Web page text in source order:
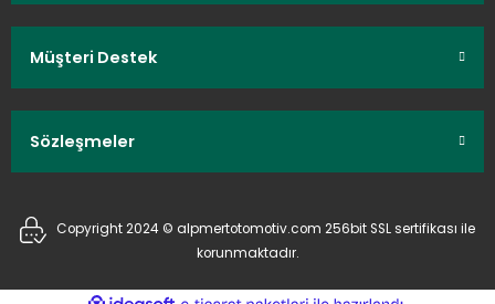
Müşteri Destek
Sözleşmeler
Copyright 2024 © alpmertotomotiv.com 256bit SSL sertifikası ile
korunmaktadır.